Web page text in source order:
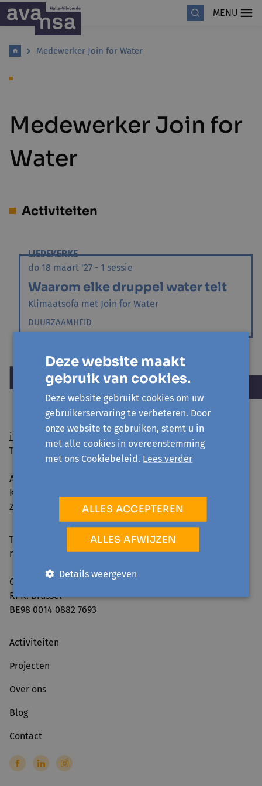
MENU
Medewerker Join for Water
Medewerker Join for
Water
Activiteiten
LIEDEKERKE
do 18 maart '27 - 1 sessie
Waarom elke druppel water telt
Klimaatsofa met Join for Water
DUURZAAMHEID
info@avansa-hallevilvoorde.be
Tel. 02 454 54 01
Avansa Halle-Vilvoorde vzw
Kattestraat 25 - 1745 Opwijk
Zo geraak je er
Telefonisch bereikbaar:
ma-vr 09:00-12:30 & 13:30-16:00
Ondernemingsnummer: 0861.240.630
RPR: Brussel
BE98 0014 0882 7693
Activiteiten
Projecten
Over ons
Blog
Contact
Deze website maakt
gebruik van cookies.
Deze website gebruikt cookies om uw
gebruikerservaring te verbeteren. Door
onze website te gebruiken, stemt u in
met alle cookies in overeenstemming
met ons Cookiebeleid. Lees verder
ALLES ACCEPTEREN
ALLES AFWIJZEN
Details weergeven